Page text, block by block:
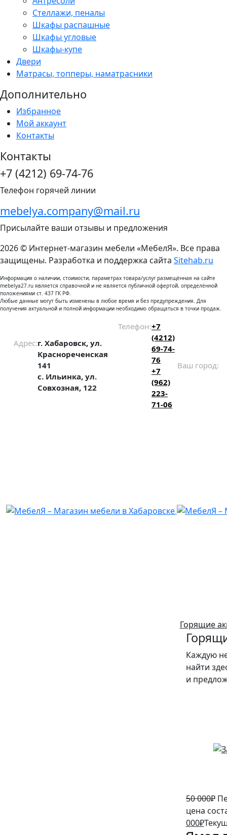
Стеллажи, пеналы
Шкафы распашные
Шкафы угловые
Шкафы-купе
Двери
Матрасы, топперы, наматрасники
Дополнительно
Избранное
Мой аккаунт
Контакты
Контакты
+7 (4212) 69-74-76
Телефон горячей линии
mebelya.company@mail.ru
Присылайте ваши отзывы и предложения
2026 © Интернет-магазин мебели «МебелЯ». Все права
защищены. Разработка и поддержка сайта Sitehab.ru
Информация о наличии, стоимости, параметрах товара/услуг размещённая на сайте
mebelya27.ru является справочной и не является публичной офертой, определённой
положениями ст. 437 ГК РФ.
Любые данные могут быть изменены в любое время и без предупреждения. Для
получения актуальной и полной информации необходимо обращаться в точки продаж.
Адрес:г. Хабаровск, ул.
Краснореченская
141
с. Ильинка, ул.
Совхозная, 122
Телефон:+7
(4212)
69-74-
76
+7
(962)
223-
71-06
Ваш город:
Горящие
Каждую
найти
и
50 000₽
цена
000₽